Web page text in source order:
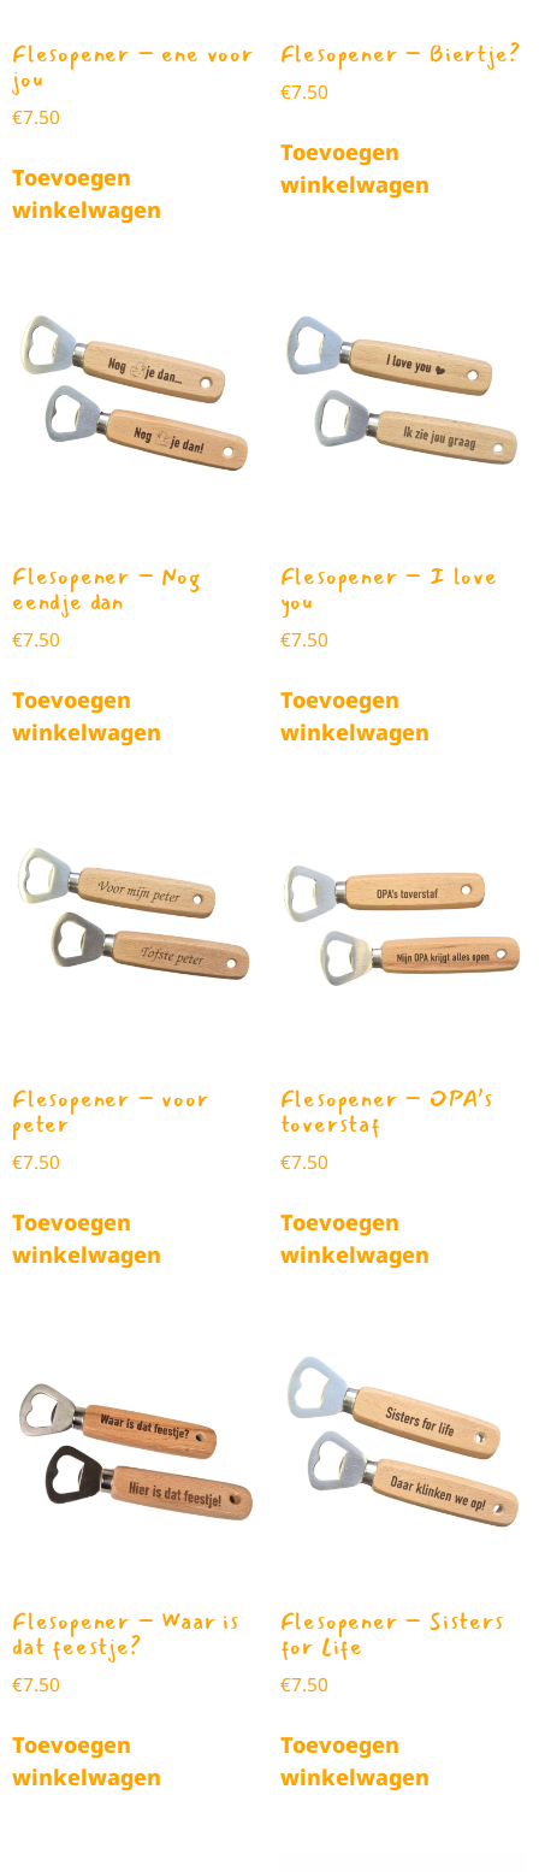
Flesopener – ene voor
jou
€7.50
Toevoegen
winkelwagen
Flesopener – Biertje?
€7.50
Toevoegen
winkelwagen
Flesopener – Nog
eendje dan
€7.50
Toevoegen
winkelwagen
Flesopener – I love
you
€7.50
Toevoegen
winkelwagen
Flesopener – voor
peter
€7.50
Toevoegen
winkelwagen
Flesopener – OPA’s
toverstaf
€7.50
Toevoegen
winkelwagen
Flesopener – Waar is
dat feestje?
€7.50
Toevoegen
winkelwagen
Flesopener – Sisters
for Life
€7.50
Toevoegen
winkelwagen